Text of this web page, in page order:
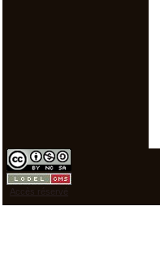
Accès réservé